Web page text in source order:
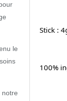
Stick :
100%
le
notre